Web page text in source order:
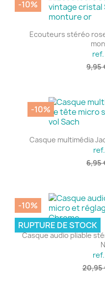
Ecouteurs stéréo
ref.
9,95
-10%
Casque multimédia
ref.
6,95
-10%
Casque audio pliable
ref.
20,95
-10%
RUPTURE DE STOCK